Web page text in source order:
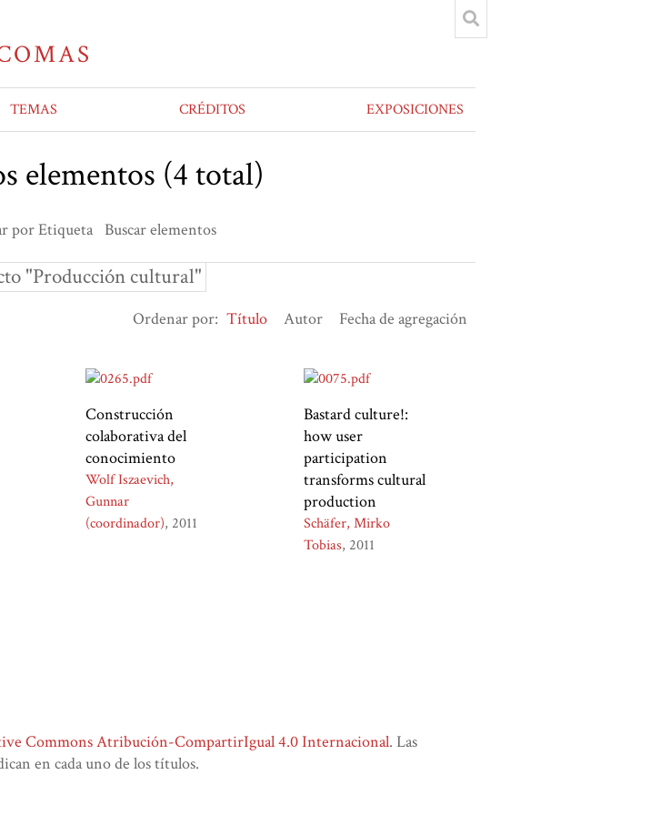
TEMAS CRÉDITOS EXPOSICIONES
elementos (4 total)
por Etiqueta Buscar elementos
"Producción cultural"
Ordenar por: Título Autor Fecha de agregación
Construcción
colaborativa del
conocimiento
Wolf Iszaevich,
Gunnar
(coordinador) 2011
Bastard culture!:
how user
participation
transforms cultural
production
Schäfer, Mirko
Tobias 2011
Commons Atribución-CompartirIgual 4.0 Internacional. Las
en cada uno de los títulos.